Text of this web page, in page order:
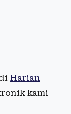
Harian
kami